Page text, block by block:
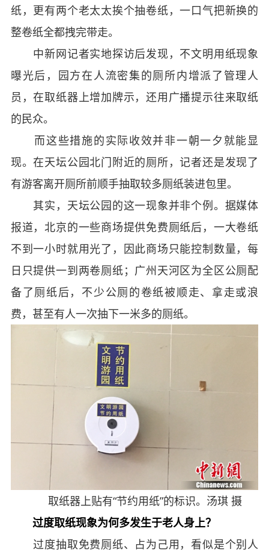
纸，更有两个老太太挨个抽卷纸，一口气把新换的
整卷纸全都拽完带走。
中新网记者实地探访后发现，不文明用纸现象
曝光后，园方在人流密集的厕所内增派了管理人
员，在取纸器上增加牌示，还用广播提示往来取纸
的民众。
而这些措施的实际收效并非一朝一夕就能显
现。在天坛公园北门附近的厕所，记者还是发现了
有游客离开厕所前顺手抽取较多厕纸装进包里。
其实，天坛公园的这一现象并非个例。据媒体
报道，北京的一些商场提供免费厕纸后，一大卷纸
不到一小时就用光了，因此商场只能控制数量，每
日只提供一到两卷厕纸；广州天河区为全区公厕配
备了厕纸后，不少公厕的卷纸被顺走、拿走或浪
费，甚至有人一次抽下一米多的厕纸。
取纸器上贴有“节约用纸”的标识。汤琪 摄
过度取纸现象为何多发生于老人身上？
过度抽取免费厕纸、占为己用，看似是个别人